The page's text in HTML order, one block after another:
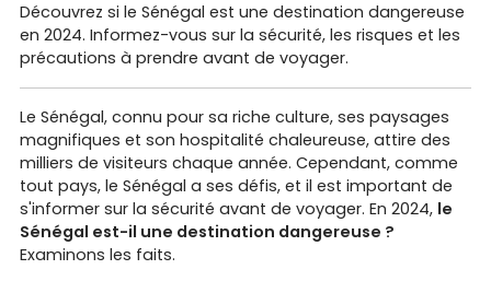
Découvrez si le Sénégal est une destination dangereuse
en 2024. Informez-vous sur la sécurité, les risques et les
précautions à prendre avant de voyager.
Le Sénégal, connu pour sa riche culture, ses paysages
magnifiques et son hospitalité chaleureuse, attire des
milliers de visiteurs chaque année. Cependant, comme
tout pays, le Sénégal a ses défis, et il est important de
s'informer sur la sécurité avant de voyager. En 2024, le
Sénégal est-il une destination dangereuse ?
Examinons les faits.